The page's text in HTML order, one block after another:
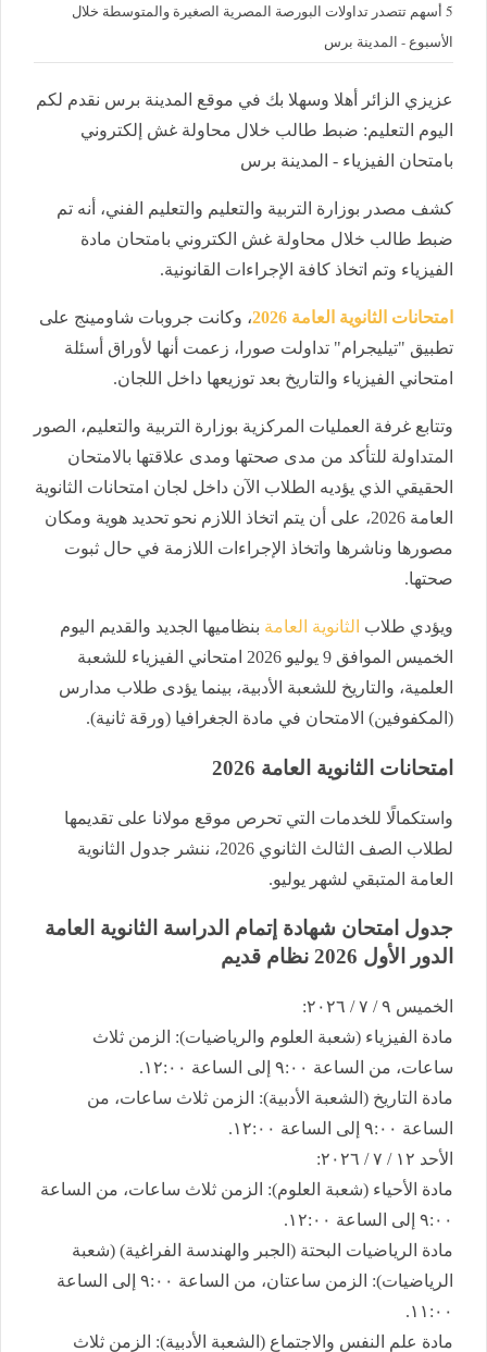
5 أسهم تتصدر تداولات البورصة المصرية الصغيرة والمتوسطة خلال
الأسبوع - المدينة برس
عزيزي الزائر أهلا وسهلا بك في موقع المدينة برس نقدم لكم
اليوم التعليم: ضبط طالب خلال محاولة غش إلكتروني
بامتحان الفيزياء - المدينة برس
كشف مصدر بوزارة التربية والتعليم والتعليم الفني، أنه تم
ضبط طالب خلال محاولة غش الكتروني بامتحان مادة
الفيزياء وتم اتخاذ كافة الإجراءات القانونية.
امتحانات الثانوية العامة 2026
، وكانت جروبات شاومينج على
تطبيق "تيليجرام" تداولت صورا، زعمت أنها لأوراق أسئلة
امتحاني الفيزياء والتاريخ بعد توزيعها داخل اللجان.
وتتابع غرفة العمليات المركزية بوزارة التربية والتعليم، الصور
المتداولة للتأكد من مدى صحتها ومدى علاقتها بالامتحان
الحقيقي الذي يؤديه الطلاب الآن داخل لجان امتحانات الثانوية
العامة 2026، على أن يتم اتخاذ اللازم نحو تحديد هوية ومكان
مصورها وناشرها واتخاذ الإجراءات اللازمة في حال ثبوت
صحتها.
ويؤدي طلاب الثانوية العامة بنظاميها الجديد والقديم اليوم
الخميس الموافق 9 يوليو 2026 امتحاني الفيزياء للشعبة
العلمية، والتاريخ للشعبة الأدبية، بينما يؤدى طلاب مدارس
(المكفوفين) الامتحان في مادة الجغرافيا (ورقة ثانية).
امتحانات الثانوية العامة 2026
واستكمالًا للخدمات التي تحرص موقع مولانا على تقديمها
لطلاب الصف الثالث الثانوي 2026، ننشر جدول الثانوية
العامة المتبقي لشهر يوليو.
​جدول امتحان شهادة إتمام الدراسة الثانوية العامة ​
الدور الأول 2026 نظام قديم
​الخميس ٩ / ٧ / ٢٠٢٦:
​مادة الفيزياء (شعبة العلوم والرياضيات): الزمن ثلاث
ساعات، من الساعة ٩:٠٠ إلى الساعة ١٢:٠٠.
​مادة التاريخ (الشعبة الأدبية): الزمن ثلاث ساعات، من
الساعة ٩:٠٠ إلى الساعة ١٢:٠٠.
​الأحد ١٢ / ٧ / ٢٠٢٦:
​مادة الأحياء (شعبة العلوم): الزمن ثلاث ساعات، من الساعة
٩:٠٠ إلى الساعة ١٢:٠٠.
​مادة الرياضيات البحتة (الجبر والهندسة الفراغية) (شعبة
الرياضيات): الزمن ساعتان، من الساعة ٩:٠٠ إلى الساعة
١١:٠٠.
​مادة علم النفس والاجتماع (الشعبة الأدبية): الزمن ثلاث